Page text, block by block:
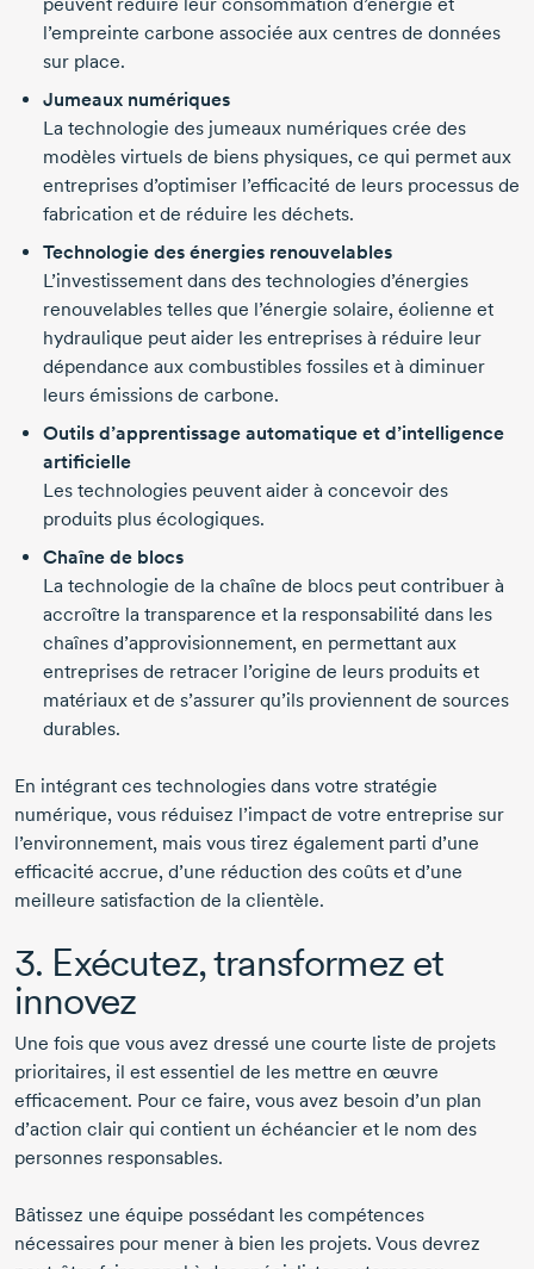
l’empreinte carbone associée aux centres de données
sur place.
Jumeaux numériques
La technologie des jumeaux numériques crée des
modèles virtuels de biens physiques, ce qui permet aux
entreprises d’optimiser l’efficacité de leurs processus de
fabrication et de réduire les déchets.
Technologie des énergies renouvelables
L’investissement dans des technologies d’énergies
renouvelables telles que l’énergie solaire, éolienne et
hydraulique peut aider les entreprises à réduire leur
dépendance aux combustibles fossiles et à diminuer
leurs émissions de carbone.
Outils d’apprentissage automatique et d’intelligence
artificielle
Les technologies peuvent aider à concevoir des
produits plus écologiques.
Chaîne de blocs
La technologie de la chaîne de blocs peut contribuer à
accroître la transparence et la responsabilité dans les
chaînes d’approvisionnement, en permettant aux
entreprises de retracer l’origine de leurs produits et
matériaux et de s’assurer qu’ils proviennent de sources
durables.
En intégrant ces technologies dans votre stratégie
numérique, vous réduisez l’impact de votre entreprise sur
l’environnement, mais vous tirez également parti d’une
efficacité accrue, d’une réduction des coûts et d’une
meilleure satisfaction de la clientèle.
3. Exécutez, transformez et
innovez
Une fois que vous avez dressé une courte liste de projets
prioritaires, il est essentiel de les mettre en œuvre
efficacement. Pour ce faire, vous avez besoin d’un plan
d’action clair qui contient un échéancier et le nom des
personnes responsables.
Bâtissez une équipe possédant les compétences
nécessaires pour mener à bien les projets. Vous devrez